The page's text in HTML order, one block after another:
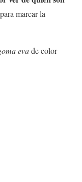
marcar la
evade color